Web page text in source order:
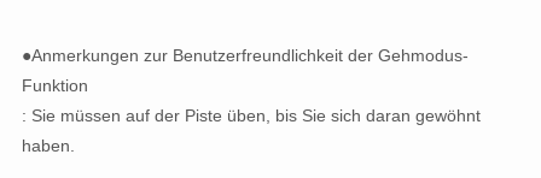
●Anmerkungen zur Benutzerfreundlichkeit der Gehmodus-
Funktion
: Sie müssen auf der Piste üben, bis Sie sich daran gewöhnt
haben.